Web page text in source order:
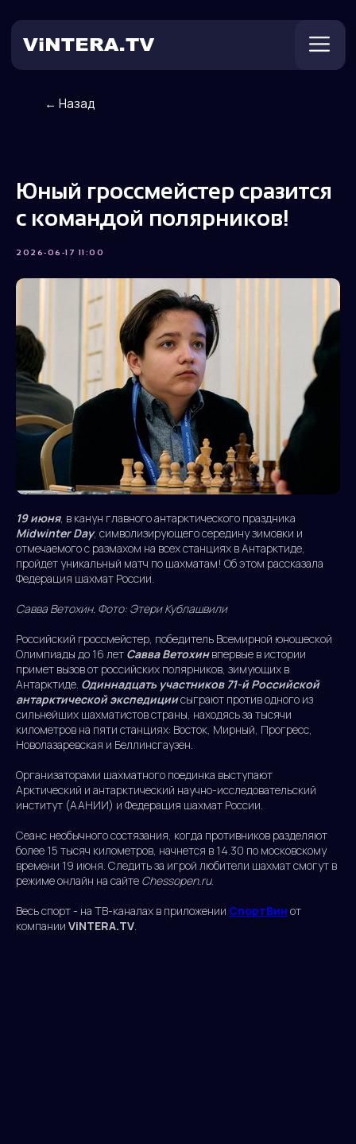
← Назад
Юный гроссмейстер сразится
с командой полярников!
2026-06-17 11:00
19 июня, в канун главного антарктического праздника
Midwinter Day, символизирующего середину зимовки и
отмечаемого с размахом на всех станциях в Антарктиде,
пройдет уникальный матч по шахматам! Об этом рассказала
Федерация шахмат России.
Савва Ветохин. Фото: Этери Кублашвили
Российский гроссмейстер, победитель Всемирной юношеской
Олимпиады до 16 лет Савва Ветохинвпервые в истории
примет вызов от российских полярников, зимующих в
Антарктиде. Одиннадцать участников 71-й Российской
антарктической экспедициисыграют против одного из
сильнейших шахматистов страны, находясь за тысячи
километров на пяти станциях: Восток, Мирный, Прогресс,
Новолазаревская и Беллинсгаузен.
Организаторами шахматного поединка выступают
Арктический и антарктический научно-исследовательский
институт (ААНИИ) и Федерация шахмат России.
Сеанс необычного состязания, когда противников разделяют
более 15 тысяч километров, начнется в 14.30 по московскому
времени 19 июня. Следить за игрой любители шахмат смогут в
режиме онлайн на сайте Chessopen.ru.
Весь спорт - на ТВ-каналах в приложении СпортВин от
компании ViNTERA.TV.